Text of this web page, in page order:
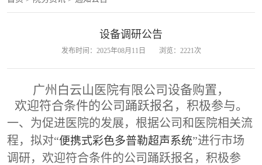
设备调研公告
发布时间：2025年08月11日 浏览：2221次
广州白云山医院有限公司设备购置，
欢迎符合条件的公司踊跃报名，积极参与。
一、为促进医院的发展，根据公司和医院相关流
程，拟对“便携式彩色多普勒超声系统”进行市场
调研，欢迎符合条件的公司踊跃报名，积极参